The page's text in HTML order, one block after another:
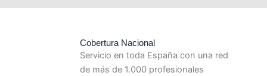
Cobertura Nacional
Servicio en toda España con una red
de más de 1.000 profesionales